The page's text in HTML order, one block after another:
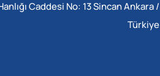
Caddesi No: 13 Sincan Ankara /
Türkiye